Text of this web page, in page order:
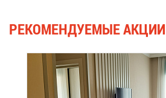
РЕ­КО­МЕН­ДУ­Е­МЫЕ АК­ЦИИ